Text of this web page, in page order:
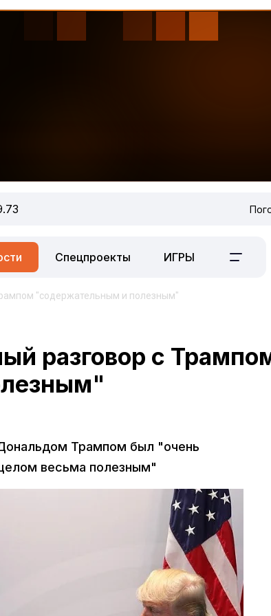
Спецпроекты ИГРЫ
"содержательным и полезным"
разговор с
Трампом был "очень
весьма полезным"